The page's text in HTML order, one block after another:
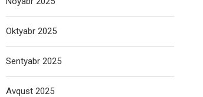
Oktyabr 2025
Sentyabr 2025
Avqust 2025